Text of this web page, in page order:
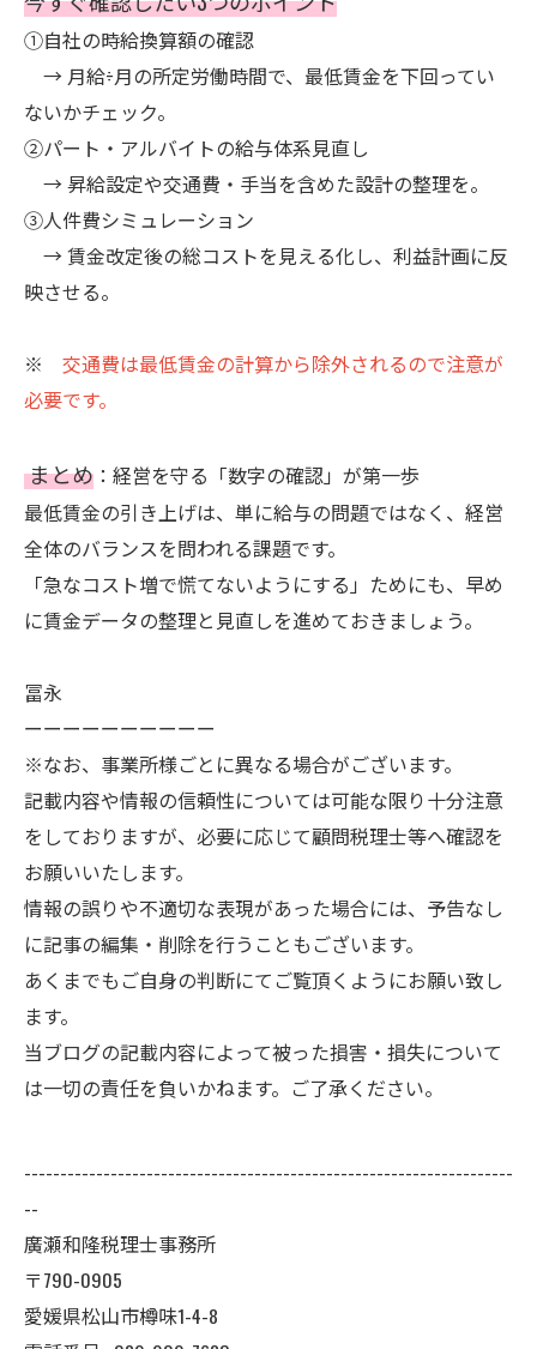
①自社の時給換算額の確認
→ 月給÷月の所定労働時間で、最低賃金を下回ってい
ないかチェック。
②パート・アルバイトの給与体系見直し
→ 昇給設定や交通費・手当を含めた設計の整理を。
③人件費シミュレーション
→ 賃金改定後の総コストを見える化し、利益計画に反
映させる。
※ 交通費は最低賃金の計算から除外されるので注意が
必要です。
まとめ ：経営を守る「数字の確認」が第一歩
最低賃金の引き上げは、単に給与の問題ではなく、経営
全体のバランスを問われる課題です。
「急なコスト増で慌てないようにする」ためにも、早め
に賃金データの整理と見直しを進めておきましょう。
冨永
ーーーーーーーーーー
※なお、事業所様ごとに異なる場合がございます。
記載内容や情報の信頼性については可能な限り十分注意
をしておりますが、必要に応じて顧問税理士等へ確認を
お願いいたします。
情報の誤りや不適切な表現があった場合には、予告なし
に記事の編集・削除を行うこともございます。
あくまでもご自身の判断にてご覧頂くようにお願い致し
ます。
当ブログの記載内容によって被った損害・損失について
は一切の責任を負いかねます。ご了承ください。
--------------------------------------------------------------------
--
廣瀬和隆税理士事務所
〒790-0905
愛媛県松山市樽味1-4-8